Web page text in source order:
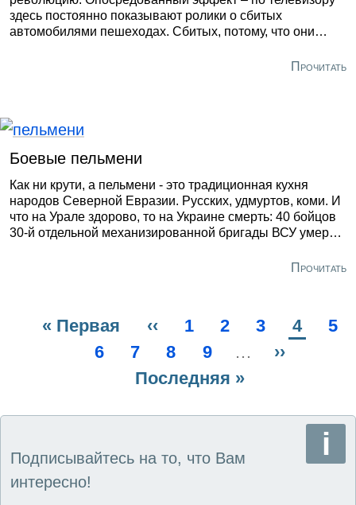
здесь постоянно показывают ролики о сбитых
автомобилями пешеходах. Сбитых, потому, что они
умудряются одновременно рулить мотороллером иПрочитать
Боевые пельмени
Как ни крути, а пельмени - это традиционная кухня
народов Северной Евразии. Русских, удмуртов, коми. И
что на Урале здорово, то на Украине смерть: 40 бойцов
30-й отдельной механизированной бригады ВСУ умерли
Прочитать
Первая
страница
« Первая
Предыдущая
страница
‹‹ Page
1 Page
2 Page
3 4
5
Page
6 Page
7 Page
8 Page
9 …
››
Последняя
Последняя »
Подписывайтесь на то, что Вам
интересно!